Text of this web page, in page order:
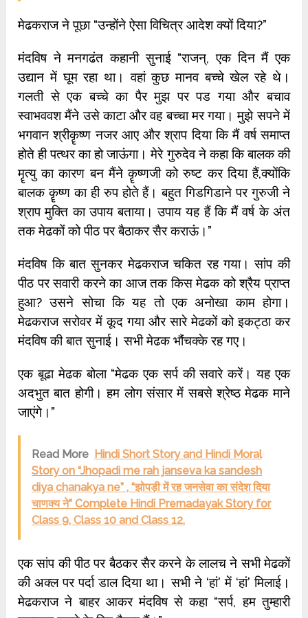
मेढकराज ने पूछा “उन्होंने ऐसा विचित्र आदेश क्यों दिया?”
मंदविष ने मनगढंत कहानी सुनाई “राजन्, एक दिन मैं एक
उद्यान में घूम रहा था। वहां कुछ मानव बच्चे खेल रहे थे।
गलती से एक बच्चे का पैर मुझ पर पड गया और बचाव
स्वाभववश मैंने उसे काटा और वह बच्चा मर गया। मुझे सपने में
भगवान श्रीकॄष्ण नजर आए और श्राप दिया कि मैं वर्ष समाप्त
होते ही पत्थर का हो जाऊंगा। मेरे गुरुदेव ने कहा कि बालक की
मॄत्यु का कारण बन मैंने कॄष्णजी को रुष्ट कर दिया हैं,क्योंकि
बालक कॄष्ण का ही रुप होते हैं। बहुत गिडगिडाने पर गुरुजी ने
श्राप मुक्ति का उपाय बताया। उपाय यह हैं कि मैं वर्ष के अंत
तक मेढकों को पीठ पर बैठाकर सैर कराऊं।”
मंदविष कि बात सुनकर मेढकराज चकित रह गया। सांप की
पीठ पर सवारी करने का आज तक किस मेढक को श्रैय प्राप्त
हुआ? उसने सोचा कि यह तो एक अनोखा काम होगा।
मेढकराज सरोवर में कूद गया और सारे मेढकों को इकट्ठा कर
मंदविष की बात सुनाई। सभी मेढक भौंचक्के रह गए।
एक बूढा मेढक बोला “मेढक एक सर्प की सवारे करें। यह एक
अदभुत बात होगी। हम लोग संसार में सबसे श्रेष्ठ मेढक माने
जाएंगे।”
Read More Hindi Short Story and Hindi Moral
Story on “Jhopadi me rah janseva ka sandesh
diya chanakya ne” , “झोपड़ी में रह जनसेवा का संदेश दिया
चाणक्य ने” Complete Hindi Prernadayak Story for
Class 9, Class 10 and Class 12.
एक सांप की पीठ पर बैठकर सैर करने के लालच ने सभी मेढकों
की अक्ल पर पर्दा डाल दिया था। सभी ने ‘हां’ में ‘हां’ मिलाई।
मेढकराज ने बाहर आकर मंदविष से कहा “सर्प, हम तुम्हारी